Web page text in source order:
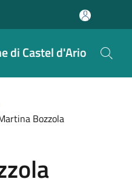
di Castel d'Ario
Bozzola